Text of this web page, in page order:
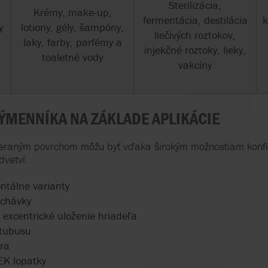
Krémy, make-up,
lotiony, gély, šampóny,
laky, farby, parfémy a
toaletné vody
Sterilizácia,
fermentácia, destilácia
liečivých roztokov,
injekčné roztoky, lieky,
vakcíny
NA ZÁKLADE APLIKÁCIE
povrchom môžu byť vďaka širokým možnostiam
varianty
uloženie hriadeľa
lopatky